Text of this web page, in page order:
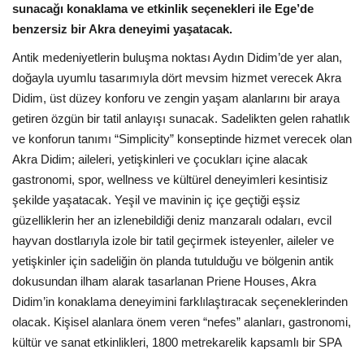
Lezzet Durakları
Röportajlar
Gezi - Yorum
Sizlerden Gelenler
Yorumlar
Video Tanıtım
Köşe Yazarları
Galeri
sunacağı konaklama ve etkinlik seçenekleri ile Ege’de
benzersiz bir Akra deneyimi yaşatacak.
Antik medeniyetlerin buluşma noktası Aydın Didim’de yer alan,
doğayla uyumlu tasarımıyla dört mevsim hizmet verecek Akra
Didim, üst düzey konforu ve zengin yaşam alanlarını bir araya
getiren özgün bir tatil anlayışı sunacak. Sadelikten gelen rahatlık
ve konforun tanımı “Simplicity” konseptinde hizmet verecek olan
Akra Didim; aileleri, yetişkinleri ve çocukları içine alacak
gastronomi, spor, wellness ve kültürel deneyimleri kesintisiz
şekilde yaşatacak. Yeşil ve mavinin iç içe geçtiği eşsiz
güzelliklerin her an izlenebildiği deniz manzaralı odaları, evcil
hayvan dostlarıyla izole bir tatil geçirmek isteyenler, aileler ve
yetişkinler için sadeliğin ön planda tutulduğu ve bölgenin antik
dokusundan ilham alarak tasarlanan Priene Houses, Akra
Didim’in konaklama deneyimini farklılaştıracak seçeneklerinden
olacak. Kişisel alanlara önem veren “nefes” alanları, gastronomi,
kültür ve sanat etkinlikleri, 1800 metrekarelik kapsamlı bir SPA